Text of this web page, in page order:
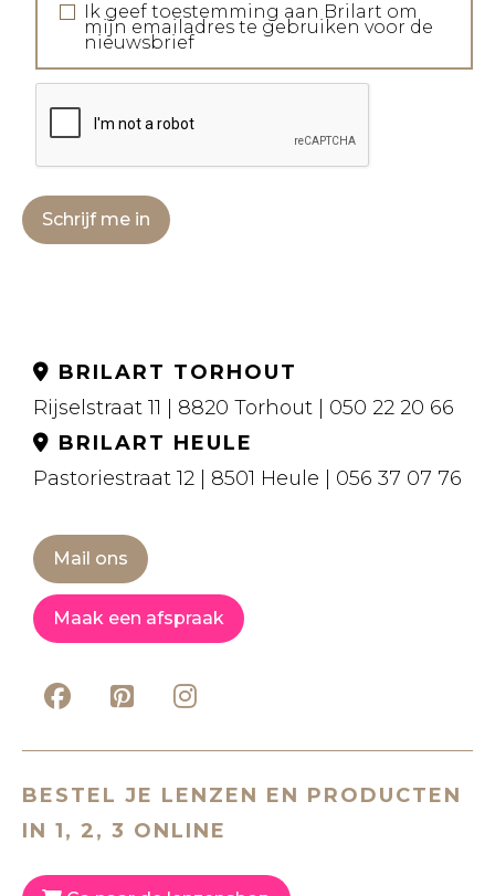
Ik geef toestemming aan Brilart om
mijn emailadres te gebruiken voor de
nieuwsbrief
Schrijf me in
BRILART TORHOUT
Rijselstraat 11 | 8820 Torhout | 050 22 20 66
BRILART HEULE
Pastoriestraat 12 | 8501 Heule | 056 37 07 76
Mail ons
Maak een afspraak
BESTEL JE LENZEN EN PRODUCTEN
IN 1, 2, 3 ONLINE